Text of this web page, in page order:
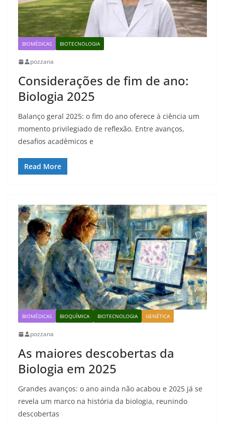
BIOMÉDICAS BIOTECNOLOGIA
pozzana
Considerações de fim de ano:
Biologia 2025
Balanço geral 2025: o fim do ano oferece à ciência um
momento privilegiado de reflexão. Entre avanços,
desafios acadêmicos e
Read More
BIOMÉDICAS BIOQUÍMICA BIOTECNOLOGIA GENÉTICA
pozzana
As maiores descobertas da
Biologia em 2025
Grandes avanços: o ano ainda não acabou e 2025 já se
revela um marco na história da biologia, reunindo
descobertas